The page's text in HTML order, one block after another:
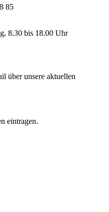
85
8.30 bis 18.00 Uhr
über unsere aktuellen
eintragen.